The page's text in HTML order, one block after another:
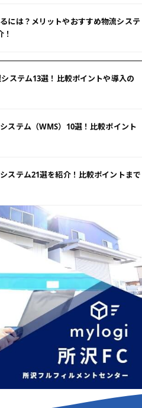
には？メリットやおすすめ物流システ
ステム13選！比較ポイントや導入の
ステム（WMS）10選！比較ポイント
ステム21選を紹介！比較ポイントまで